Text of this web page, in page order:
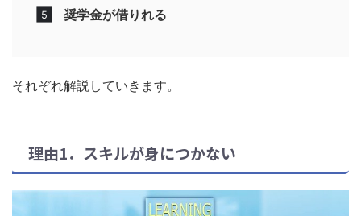
奨学金が借りれる
それぞれ解説していきます。
理由1．スキルが身につかない